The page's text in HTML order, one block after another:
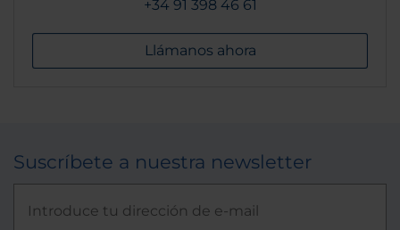
+34 91 398 46 61
Llámanos ahora
Suscríbete a nuestra newsletter